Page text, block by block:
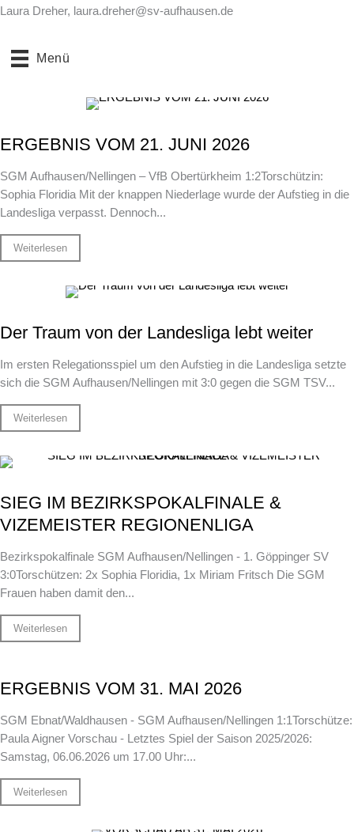
Laura Dreher, laura.dreher@sv-aufhausen.de
Menü
ERGEBNIS VOM 21. JUNI 2026
SGM Aufhausen/Nellingen – VfB Obertürkheim 1:2Torschützin:
Sophia Floridia Mit der knappen Niederlage wurde der Aufstieg in die
Landesliga verpasst. Dennoch...
Weiterlesen
Der Traum von der Landesliga lebt weiter
Im ersten Relegationsspiel um den Aufstieg in die Landesliga setzte
sich die SGM Aufhausen/Nellingen mit 3:0 gegen die SGM TSV...
Weiterlesen
SIEG IM BEZIRKSPOKALFINALE &
VIZEMEISTER REGIONENLIGA
Bezirkspokalfinale SGM Aufhausen/Nellingen - 1. Göppinger SV
3:0Torschützen: 2x Sophia Floridia, 1x Miriam Fritsch Die SGM
Frauen haben damit den...
Weiterlesen
ERGEBNIS VOM 31. MAI 2026
SGM Ebnat/Waldhausen - SGM Aufhausen/Nellingen 1:1Torschütze:
Paula Aigner Vorschau - Letztes Spiel der Saison 2025/2026:
Samstag, 06.06.2026 um 17.00 Uhr:...
Weiterlesen